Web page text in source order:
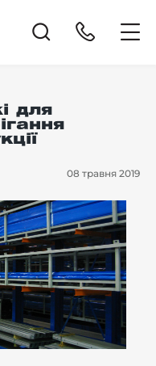
для
08 травня 2019